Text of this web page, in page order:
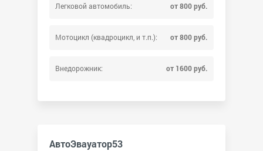
Легковой автомобиль: от 800 руб.
Мотоцикл (квадроцикл, и т.п.): от 800 руб.
Внедорожник: от 1600 руб.
АвтоЭвауатор53